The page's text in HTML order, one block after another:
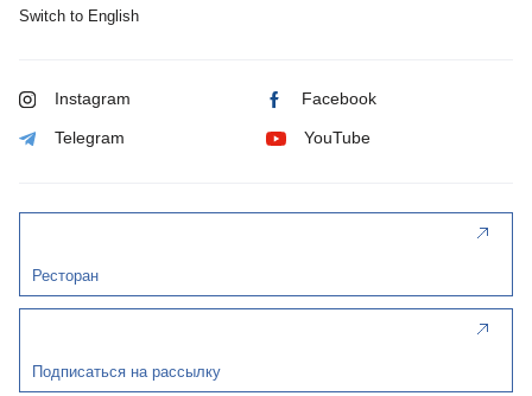
Switch to English
Instagram Facebook
Telegram YouTube
Ресторан
Подписаться на рассылку